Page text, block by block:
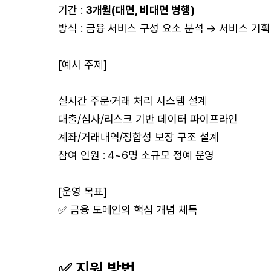
기간 : 3개월(대면, 비대면 병행)
방식 : 금융 서비스 구성 요소 분석 → 서비스 기
[예시 주제]
실시간 주문·거래 처리 시스템 설계
대출/심사/리스크 기반 데이터 파이프라인
계좌/거래내역/정합성 보장 구조 설계
참여 인원 : 4~6명 소규모 정예 운영
[운영 목표]
✅ 금융 도메인의 핵심 개념 체득